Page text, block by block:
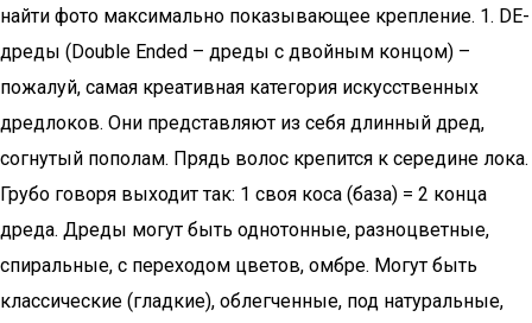
найти фото максимально показывающее крепление. 1. DE-
дреды (Double Ended – дреды с двойным концом) –
пожалуй, самая креативная категория искусственных
дредлоков. Они представляют из себя длинный дред,
согнутый пополам. Прядь волос крепится к середине лока.
Грубо говоря выходит так: 1 своя коса (база) = 2 конца
дреда. Дреды могут быть однотонные, разноцветные,
спиральные, с переходом цветов, омбре. Могут быть
классические (гладкие), облегченные, под натуральные,